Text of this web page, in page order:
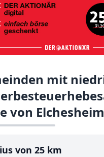
mit
von
von 25 km